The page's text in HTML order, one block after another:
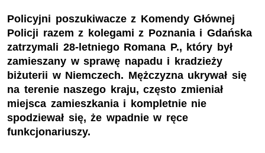
Policyjni poszukiwacze z Komendy Głównej
Policji razem z kolegami z Poznania i Gdańska
zatrzymali 28-letniego Romana P., który był
zamieszany w sprawę napadu i kradzieży
biżuterii w Niemczech. Mężczyzna ukrywał się
na terenie naszego kraju, często zmieniał
miejsca zamieszkania i kompletnie nie
spodziewał się, że wpadnie w ręce
funkcjonariuszy.